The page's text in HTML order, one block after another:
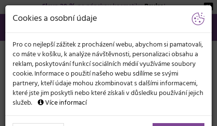
Sleva 20 %na pánskou kosmetikuBeviro!
566 440 099
info@svetkadernictvi.cz
Po−pá: 8−17
Vše o nákupu Kč
KATEGORIE
MENU
Elektronika Kulmy Tvarované - stylizační
Cookies a osobní údaje
Pro co nejlepší zážitek z procházení webu, abychom si pamatovali,
co máte v košíku, k analýze návštěvnosti, personalizaci obsahu a
reklam, poskytování funkcí sociálních médií využíváme soubory
cookie. Informace o použití našeho webu sdílíme se svými
partnery, kteří údaje mohou zkombinovat s dalšími informacemi,
které jste jim poskytli nebo které získali v důsledku používání jejich
služeb.
Více informací